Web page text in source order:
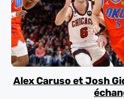
Alex Caruso et Josh